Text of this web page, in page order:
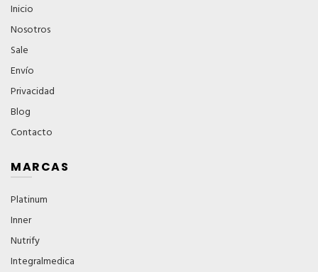
Inicio
Nosotros
Sale
Envío
Privacidad
Blog
Contacto
MARCAS
Platinum
Inner
Nutrify
Integralmedica